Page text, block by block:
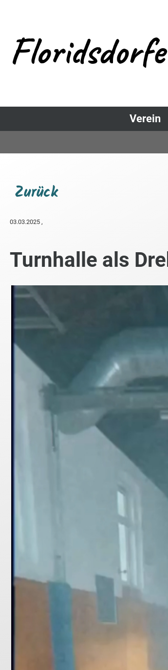
Verein
Zurück
03.03.2025 ,
Turnhalle als